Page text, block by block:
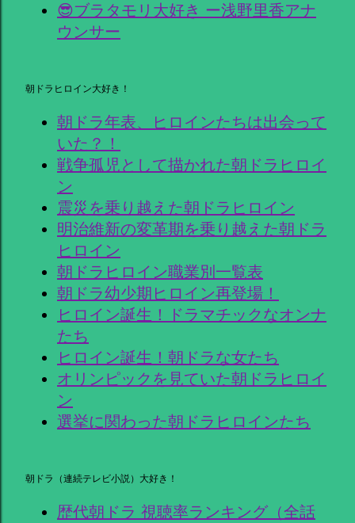
😎ブラタモリ大好き ー浅野里香アナ
ウンサー
朝ドラヒロイン大好き！
朝ドラ年表、ヒロインたちは出会って
いた？！
戦争孤児として描かれた朝ドラヒロイ
ン
震災を乗り越えた朝ドラヒロイン
明治維新の変革期を乗り越えた朝ドラ
ヒロイン
朝ドラヒロイン職業別一覧表
朝ドラ幼少期ヒロイン再登場！
ヒロイン誕生！ドラマチックなオンナ
たち
ヒロイン誕生！朝ドラな女たち
オリンピックを見ていた朝ドラヒロイ
ン
選挙に関わった朝ドラヒロインたち
朝ドラ（連続テレビ小説）大好き！
歴代朝ドラ 視聴率ランキング（全話